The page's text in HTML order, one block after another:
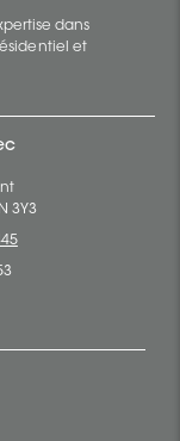
dans
et
3Y3